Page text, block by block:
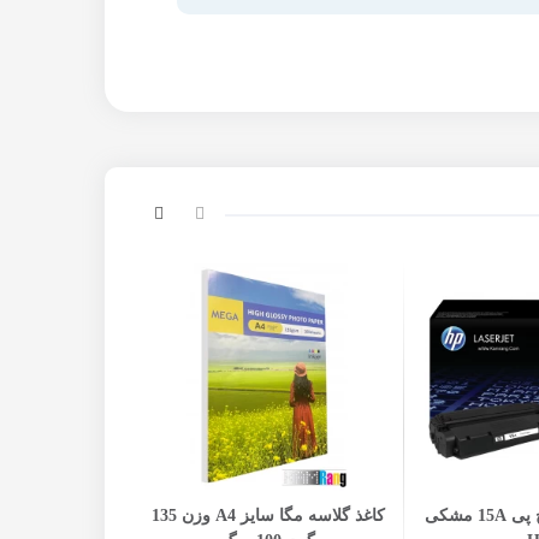
سبد خریدکارتریج لیزری اچ پی 15A مشکی
کاغذ گلاسه مگا سایز A4 وزن 135